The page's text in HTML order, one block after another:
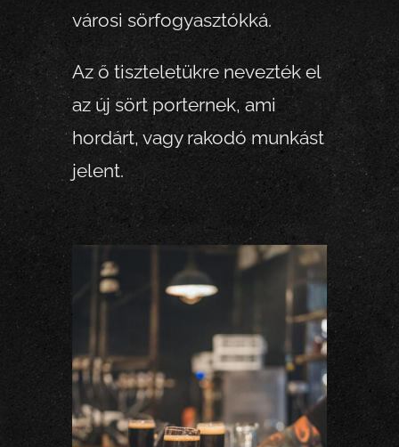
városi sörfogyasztókká.
Az ő tiszteletükre nevezték el
az új sört porternek, ami
hordárt, vagy rakodó munkást
jelent.